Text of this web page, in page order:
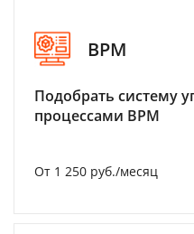
BPM
Подобрать систему
процессами BPM
От 1 250 руб./месяц